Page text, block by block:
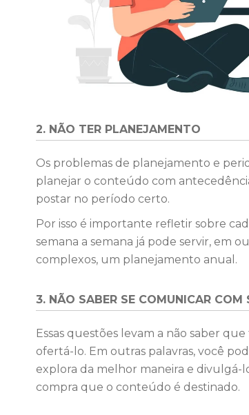
2. NÃO TER PLANEJAMENTO
Os problemas de planejamento e
planejar o conteúdo com
postar no período certo.
Por isso é importante refletir sobre
semana a semana já pode servir, em
complexos, um planejamento anual.
3. NÃO SABER SE COMUNICAR
Essas questões levam a não saber
ofertá-lo. Em outras palavras, você
explora da melhor maneira e divulgá-
compra que o conteúdo é destinado.